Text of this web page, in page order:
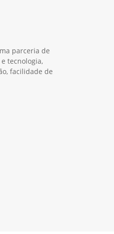
parceria de
tecnologia,
facilidade de